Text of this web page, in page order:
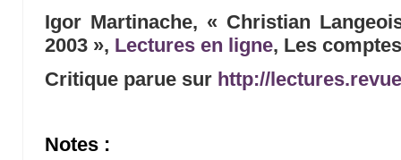
Igor Martinache, « Christian
2003 », Lectures en ligne, Les
Critique parue sur http://
Notes :